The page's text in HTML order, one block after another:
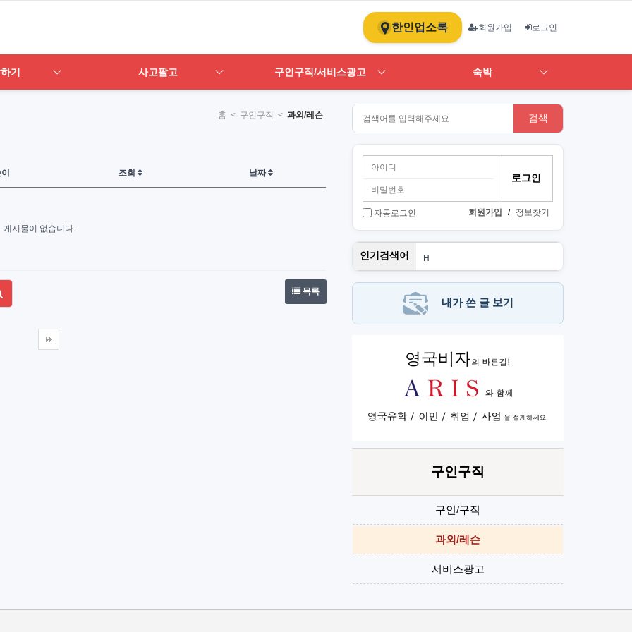
한인업소록 회원가입 로그인
기 사고팔고 구인구직/서비스광고 숙박
홈 < 구인구직 < 과외/레슨
조회 날짜
게시물이 없습니다.
목록
검색
자동로그인 회원가입 / 정보찾기
인기검색어
H
1
PT
Art
내가 쓴 글 보기
구인구직
구인/구직
과외/레슨
서비스광고